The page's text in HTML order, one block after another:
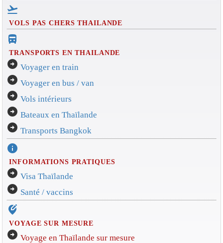
flight_takeoff
VOLS PAS CHERS THAILANDE
directions_bus_filled
TRANSPORTS EN THAILANDE
arrow_circle_right Voyager en train
arrow_circle_right Voyager en bus / van
arrow_circle_right Vols intérieurs
arrow_circle_right Bateaux en Thaïlande
arrow_circle_right Transports Bangkok
info
INFORMATIONS PRATIQUES
arrow_circle_right Visa Thaïlande
arrow_circle_right Santé / vaccins
edit_location_alt
VOYAGE SUR MESURE
arrow_circle_right Voyage en Thaïlande sur mesure